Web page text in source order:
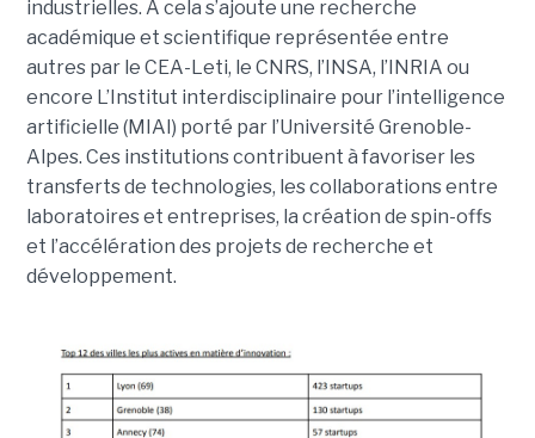
industrielles. A cela s’ajoute une recherche
académique et scientifique représentée entre
autres par le CEA-Leti, le CNRS, l’INSA, l’INRIA ou
encore L’Institut interdisciplinaire pour l’intelligence
artificielle (MIAI) porté par l’Université Grenoble-
Alpes. Ces institutions contribuent à favoriser les
transferts de technologies, les collaborations entre
laboratoires et entreprises, la création de spin-offs
et l’accélération des projets de recherche et
développement.